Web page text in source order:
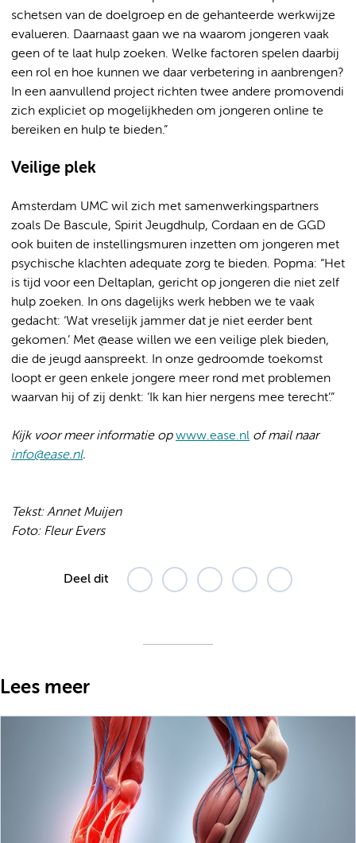
schetsen van de doelgroep en de gehanteerde werkwijze
evalueren. Daarnaast gaan we na waarom jongeren vaak
geen of te laat hulp zoeken. Welke factoren spelen daarbij
een rol en hoe kunnen we daar verbetering in aanbrengen?
In een aanvullend project richten twee andere promovendi
zich expliciet op mogelijkheden om jongeren online te
bereiken en hulp te bieden.”
Veilige plek
Amsterdam UMC wil zich met samenwerkingspartners
zoals De Bascule, Spirit Jeugdhulp, Cordaan en de GGD
ook buiten de instellingsmuren inzetten om jongeren met
psychische klachten adequate zorg te bieden. Popma: “Het
is tijd voor een Deltaplan, gericht op jongeren die niet zelf
hulp zoeken. In ons dagelijks werk hebben we te vaak
gedacht: ‘Wat vreselijk jammer dat je niet eerder bent
gekomen.’ Met @ease willen we een veilige plek bieden,
die de jeugd aanspreekt. In onze gedroomde toekomst
loopt er geen enkele jongere meer rond met problemen
waarvan hij of zij denkt: ‘Ik kan hier nergens mee terecht’.”
Kijk voor meer informatie opwww.ease.nl of mail naar
info@ease.nl.
Tekst: Annet Muijen
Foto: Fleur Evers
Deel dit
Lees meer